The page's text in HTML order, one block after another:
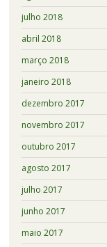
julho 2018
abril 2018
março 2018
janeiro 2018
dezembro 2017
novembro 2017
outubro 2017
agosto 2017
julho 2017
junho 2017
maio 2017